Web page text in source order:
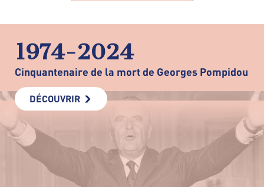
1974-2024
Cinquantenaire de la mort de Georges Pompidou
DÉCOUVRIR